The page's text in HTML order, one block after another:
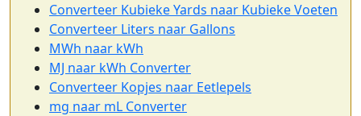
Converteer Kubieke Yards naar Kubieke Voeten
Converteer Liters naar Gallons
MWh naar kWh
MJ naar kWh Converter
Converteer Kopjes naar Eetlepels
mg naar mL Converter